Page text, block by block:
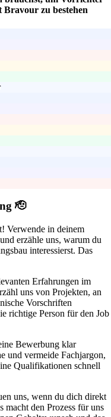
zu bestehen
🫡
Verwende in deinem
erzähle uns, warum du
interessierst. Das
Erfahrungen im
uns von Projekten, an
Vorschriften
richtige Person für den Job
Bewerbung klar
und vermeide Fachjargon,
Qualifikationen schnell
uns, wenn du dich direkt
macht den Prozess für uns